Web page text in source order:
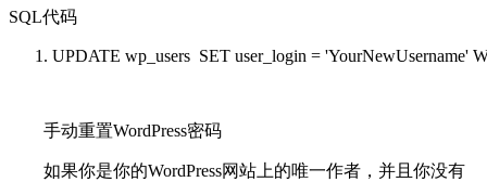
SQL代码
UPDATE wp_users SET user_login = 'YourNewUsername'
手动重置WordPress密码
如果你是你的WordPress网站上的唯一作者，并且你没有